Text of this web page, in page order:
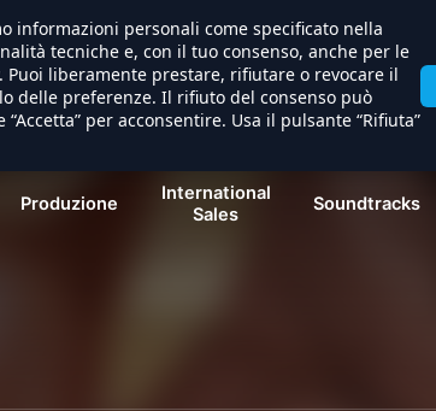
Produzione
International
Sales
Soundtracks
informazioni personali come specificato nella
tecniche e, con il tuo consenso, anche per le
liberamente prestare, rifiutare o revocare il
delle preferenze. Il rifiuto del consenso può
per acconsentire. Usa il pulsante “Rifiuta”